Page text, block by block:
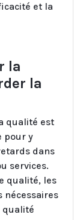
et la
la
la
qualité est
pour y
dans
services.
qualité, les
nécessaires
qualité